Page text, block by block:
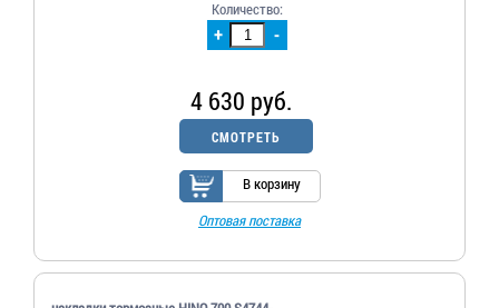
+ -
Количество:
4 630 руб.
СМОТРЕТЬ
В корзину
Оптовая поставка